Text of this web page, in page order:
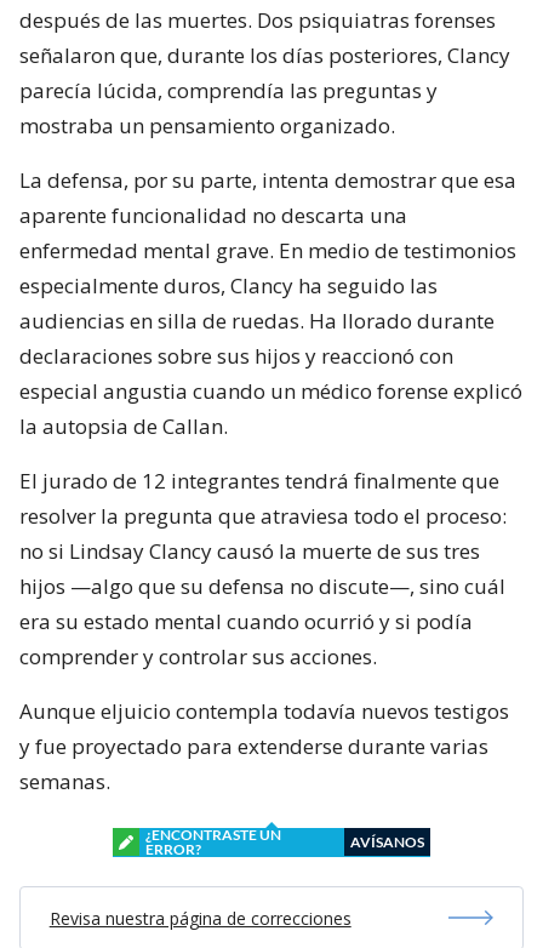
después de las muertes. Dos psiquiatras forenses
señalaron que, durante los días posteriores, Clancy
parecía lúcida, comprendía las preguntas y
mostraba un pensamiento organizado.
La defensa, por su parte, intenta demostrar que esa
aparente funcionalidad no descarta una
enfermedad mental grave. En medio de testimonios
especialmente duros, Clancy ha seguido las
audiencias en silla de ruedas. Ha llorado durante
declaraciones sobre sus hijos y reaccionó con
especial angustia cuando un médico forense explicó
la autopsia de Callan.
El jurado de 12 integrantes tendrá finalmente que
resolver la pregunta que atraviesa todo el proceso:
no si Lindsay Clancy causó la muerte de sus tres
hijos —algo que su defensa no discute—, sino cuál
era su estado mental cuando ocurrió y si podía
comprender y controlar sus acciones.
Aunque eljuicio contempla todavía nuevos testigos
y fue proyectado para extenderse durante varias
semanas.
¿ENCONTRASTE UN
ERROR?
AVÍSANOS
Revisa nuestra página de correcciones